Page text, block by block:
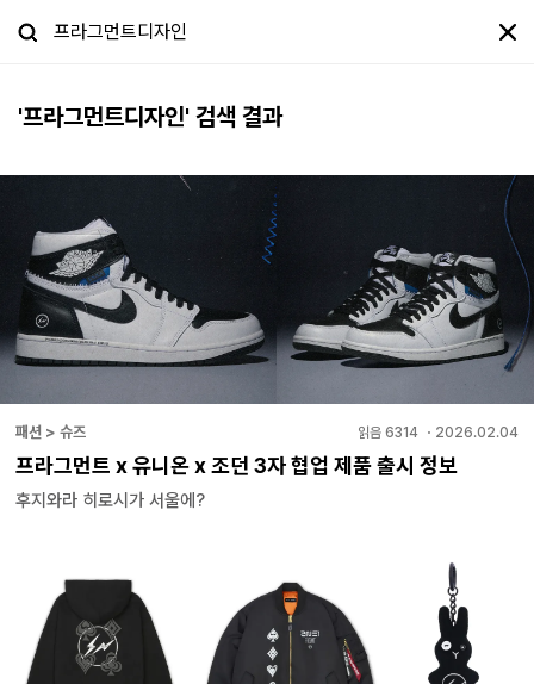
'프라그먼트디자인' 검색 결과
패션 > 슈즈 읽음 6314 ・ 2026.02.04
프라그먼트 x 유니온 x 조던 3자 협업 제품 출시 정보
후지와라 히로시가 서울에?